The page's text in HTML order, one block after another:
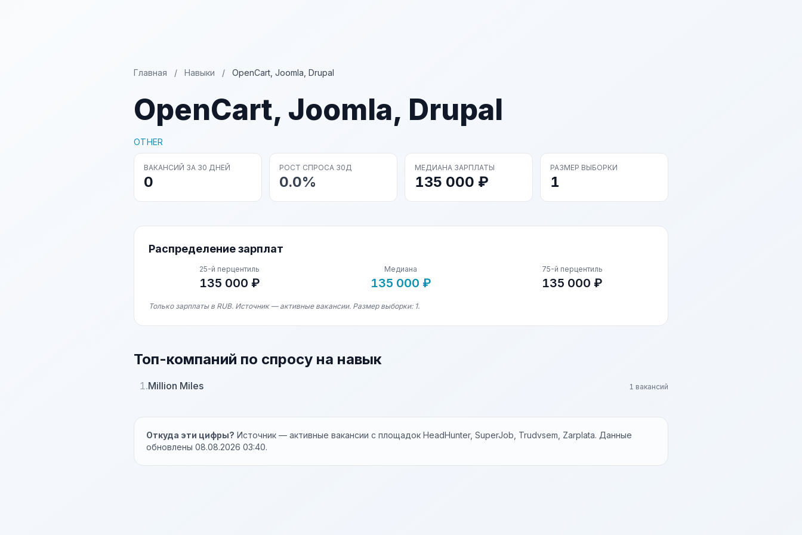
Главная / Навыки / OpenCart, Joomla, Drupal
OpenCart, Joomla, Drupal
OTHER
ВАКАНСИЙ ЗА 30 ДНЕЙ
0
РОСТ СПРОСА 30Д
0.0%
МЕДИАНА ЗАРПЛАТЫ
135 000 ₽
РАЗМЕР ВЫБОРКИ
1
Распределение зарплат
25-й перцентиль
135 000 ₽
Медиана
135 000 ₽
75-й перцентиль
135 000 ₽
Только зарплаты в RUB. Источник — активные вакансии. Размер выборки: 1.
Топ-компаний по спросу на навык
1.Million Miles 1 вакансий
Откуда эти цифры? Источник — активные вакансии с площадок HeadHunter, SuperJob, Trudvsem, Zarplata. Данные
обновлены 08.08.2026 03:40.